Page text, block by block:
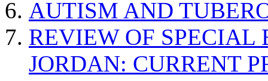
AUTISM AND
REVIEW OF SPECIAL
JORDAN: CURRENT